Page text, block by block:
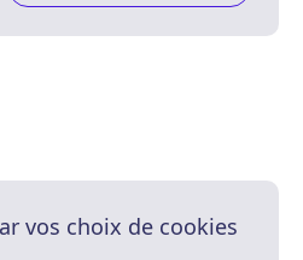
vos choix de cookies